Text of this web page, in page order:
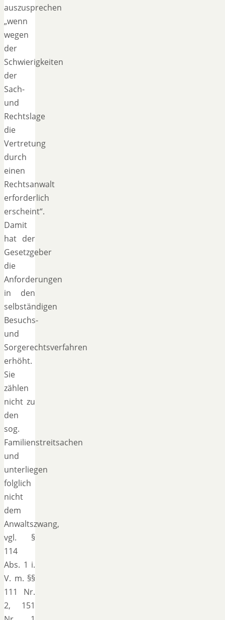
auszusprechen
„wenn
wegen
der
Schwierigkeiten
der
Sach-
und
Rechtslage
die
Vertretung
durch
einen
Rechtsanwalt
erforderlich
erscheint“.
Damit
hat der
Gesetzgeber
die
Anforderungen
in den
selbständigen
Besuchs-
und
Sorgerechtsverfahren
erhöht.
Sie
zählen
nicht zu
den
sog.
Familienstreitsachen
und
unterliegen
folglich
nicht
dem
Anwaltszwang,
vgl. §
114
Abs. 1 i.
V. m. §§
111 Nr.
2, 151